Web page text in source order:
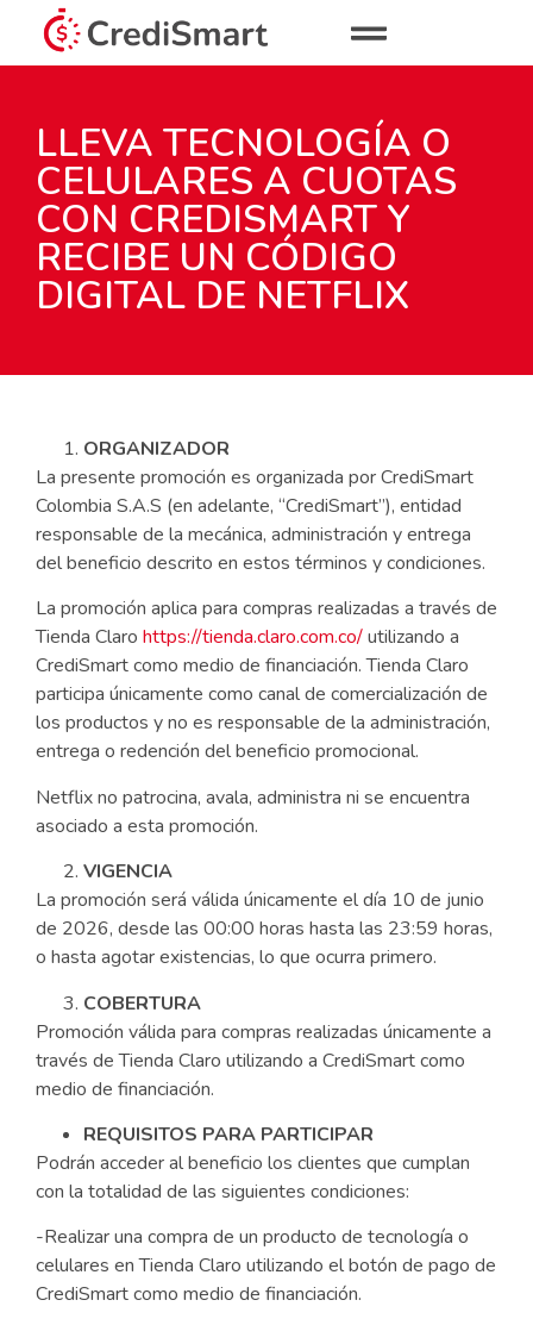
LLEVA TECNOLOGÍA O
CELULARES A CUOTAS
CON CREDISMART Y
RECIBE UN CÓDIGO
DIGITAL DE NETFLIX
ORGANIZADOR
La presente promoción es organizada por CrediSmart
Colombia S.A.S (en adelante, “CrediSmart”), entidad
responsable de la mecánica, administración y entrega
del beneficio descrito en estos términos y condiciones.
La promoción aplica para compras realizadas a través de
Tienda Claro https://tienda.claro.com.co/utilizando a
CrediSmart como medio de financiación. Tienda Claro
participa únicamente como canal de comercialización de
los productos y no es responsable de la administración,
entrega o redención del beneficio promocional.
Netflix no patrocina, avala, administra ni se encuentra
asociado a esta promoción.
VIGENCIA
La promoción será válida únicamente el día 10 de junio
de 2026, desde las 00:00 horas hasta las 23:59 horas,
o hasta agotar existencias, lo que ocurra primero.
COBERTURA
Promoción válida para compras realizadas únicamente a
través de Tienda Claro utilizando a CrediSmart como
medio de financiación.
REQUISITOS PARA PARTICIPAR
Podrán acceder al beneficio los clientes que cumplan
con la totalidad de las siguientes condiciones:
-Realizar una compra de un producto de tecnología o
celulares en Tienda Claro utilizando el botón de pago de
CrediSmart como medio de financiación.